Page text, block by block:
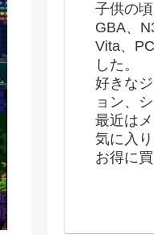
子供の
GBA、
Vita、
した。
好きな
ョン、
最近は
気に入り
お得に